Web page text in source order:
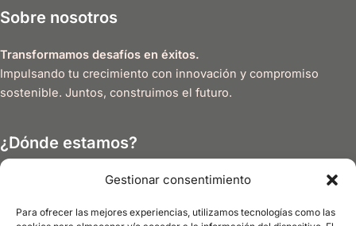
Gestionar consentimiento
Para ofrecer las mejores experiencias, utilizamos tecnologías como las
Sobre nosotros
Transformamos desafíos en éxitos.
Impulsando tu crecimiento con innovación y compromiso
sostenible. Juntos, construimos el futuro.
¿Dónde estamos?
Pol. Ind. Martin Grande
26550 Rincón de Soto (La Rioja), Spain